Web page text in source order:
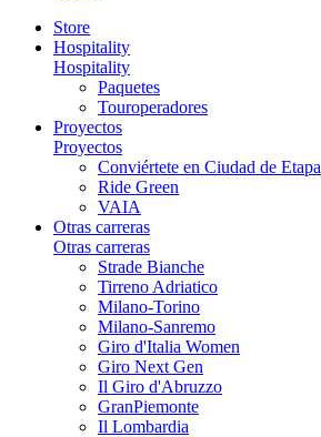
Store
Hospitality
Hospitality
Paquetes
Touroperadores
Proyectos
Proyectos
Conviértete en Ciudad de Etapa
Ride Green
VAIA
Otras carreras
Otras carreras
Strade Bianche
Tirreno Adriatico
Milano-Torino
Milano-Sanremo
Giro d'Italia Women
Giro Next Gen
Il Giro d'Abruzzo
GranPiemonte
Il Lombardia